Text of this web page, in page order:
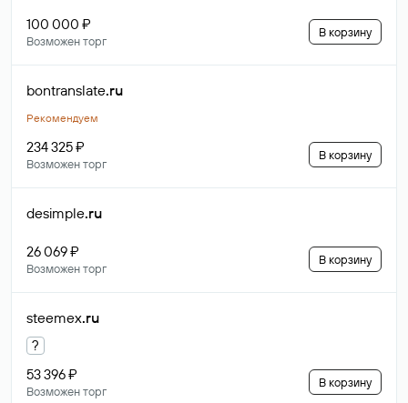
100 000 ₽
Возможен торг
В корзину
bontranslate.ru
Рекомендуем
234 325 ₽
Возможен торг
В корзину
desimple.ru
26 069 ₽
Возможен торг
В корзину
steemex.ru
?
53 396 ₽
Возможен торг
В корзину